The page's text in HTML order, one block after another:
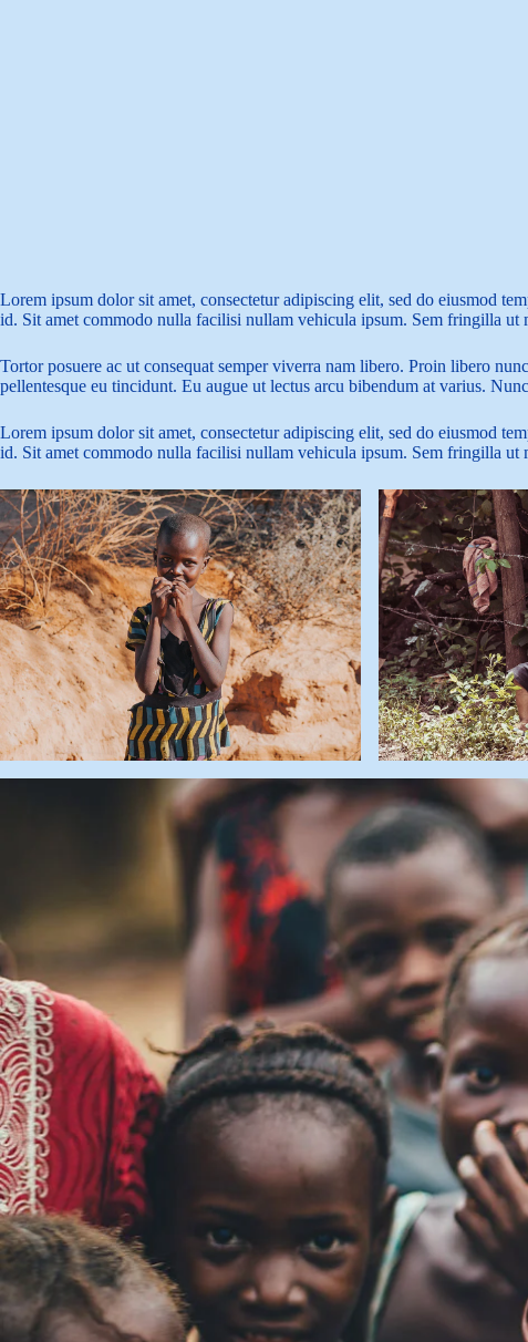
Lorem ipsum dolor sit amet, consectetur adipiscing elit, sed do eiusmod
id. Sit amet commodo nulla facilisi nullam vehicula ipsum. Sem fringilla ut
Tortor posuere ac ut consequat semper viverra nam libero. Proin libero
pellentesque eu tincidunt. Eu augue ut lectus arcu bibendum at varius.
Lorem ipsum dolor sit amet, consectetur adipiscing elit, sed do eiusmod
id. Sit amet commodo nulla facilisi nullam vehicula ipsum. Sem fringilla ut